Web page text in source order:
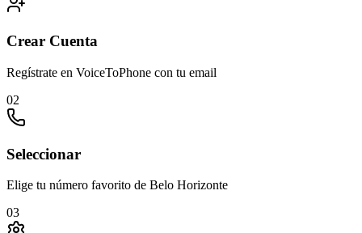
Crear Cuenta
Regístrate en VoiceToPhone con tu email
02
Seleccionar
Elige tu número favorito de Belo Horizonte
03